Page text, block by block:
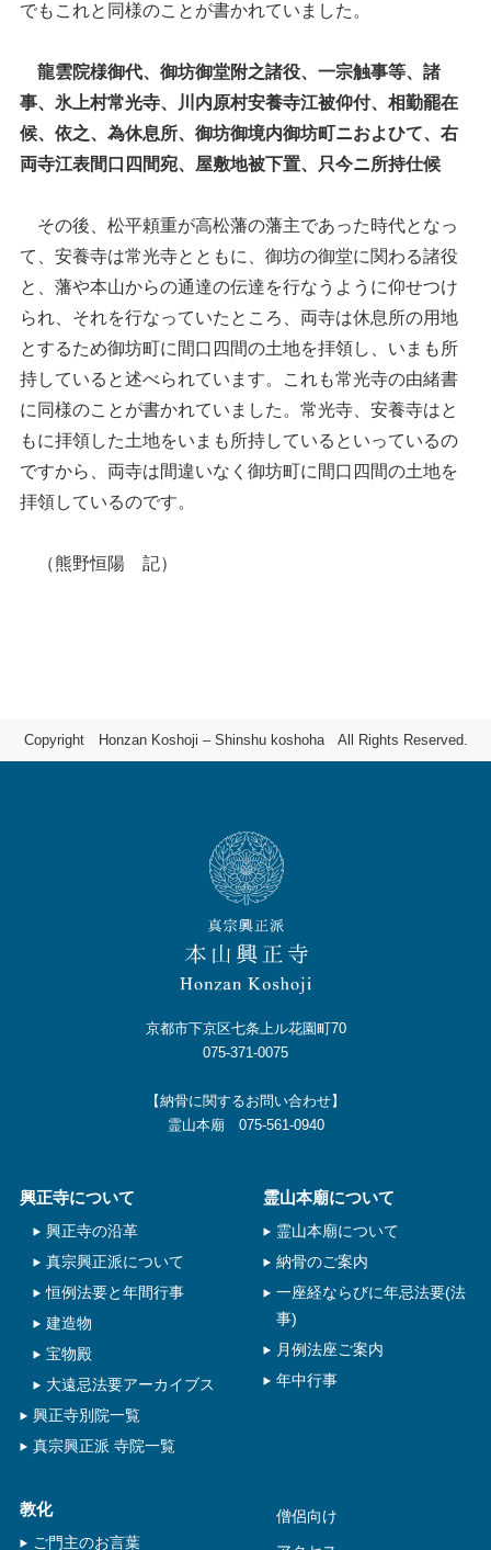
でもこれと同様のことが書かれていました。
龍雲院様御代、御坊御堂附之諸役、一宗触事等、諸
事、氷上村常光寺、川内原村安養寺江被仰付、相勤罷在
候、依之、為休息所、御坊御境内御坊町ニおよひて、右
両寺江表間口四間宛、屋敷地被下置、只今ニ所持仕候
その後、松平頼重が高松藩の藩主であった時代となっ
て、安養寺は常光寺とともに、御坊の御堂に関わる諸役
と、藩や本山からの通達の伝達を行なうように仰せつけ
られ、それを行なっていたところ、両寺は休息所の用地
とするため御坊町に間口四間の土地を拝領し、いまも所
持していると述べられています。これも常光寺の由緒書
に同様のことが書かれていました。常光寺、安養寺はと
もに拝領した土地をいまも所持しているといっているの
ですから、両寺は間違いなく御坊町に間口四間の土地を
拝領しているのです。
（熊野恒陽 記）
Copyright Honzan Koshoji – Shinshu koshoha All Rights Reserved.
京都市下京区七条上ル花園町70
075-371-0075
【納骨に関するお問い合わせ】
霊山本廟 075-561-0940
興正寺について
興正寺の沿革
真宗興正派について
恒例法要と年間行事
建造物
宝物殿
大遠忌法要アーカイブス
興正寺別院一覧
真宗興正派 寺院一覧
霊山本廟について
霊山本廟について
納骨のご案内
一座経ならびに年忌法要(法
事)
月例法座ご案内
年中行事
教化
ご門主のお言葉
僧侶向け